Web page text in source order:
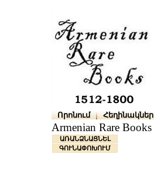
Որոնում Հեղինակներ
Armenian Rare Books
ԱՌԱՆՁՆԱՑՆԵԼ
ԳՈՒՆԱՓՈԽՈՒՄ